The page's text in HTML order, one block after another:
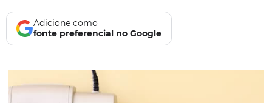
Adicione como
fonte preferencial no Google